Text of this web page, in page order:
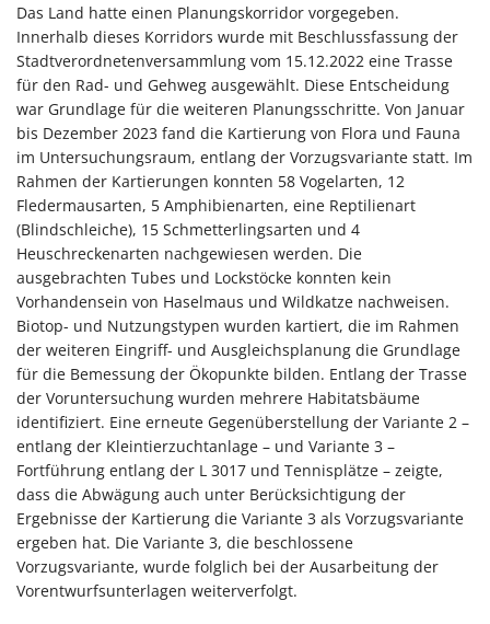
Das Land hatte einen Planungskorridor vorgegeben.
Innerhalb dieses Korridors wurde mit Beschlussfassung der
Stadtverordnetenversammlung vom 15.12.2022 eine Trasse
für den Rad- und Gehweg ausgewählt. Diese Entscheidung
war Grundlage für die weiteren Planungsschritte. Von Januar
bis Dezember 2023 fand die Kartierung von Flora und Fauna
im Untersuchungsraum, entlang der Vorzugsvariante statt. Im
Rahmen der Kartierungen konnten 58 Vogelarten, 12
Fledermausarten, 5 Amphibienarten, eine Reptilienart
(Blindschleiche), 15 Schmetterlingsarten und 4
Heuschreckenarten nachgewiesen werden. Die
ausgebrachten Tubes und Lockstöcke konnten kein
Vorhandensein von Haselmaus und Wildkatze nachweisen.
Biotop- und Nutzungstypen wurden kartiert, die im Rahmen
der weiteren Eingriff- und Ausgleichsplanung die Grundlage
für die Bemessung der Ökopunkte bilden. Entlang der Trasse
der Voruntersuchung wurden mehrere Habitatsbäume
identifiziert. Eine erneute Gegenüberstellung der Variante 2 –
entlang der Kleintierzuchtanlage – und Variante 3 –
Fortführung entlang der L 3017 und Tennisplätze – zeigte,
dass die Abwägung auch unter Berücksichtigung der
Ergebnisse der Kartierung die Variante 3 als Vorzugsvariante
ergeben hat. Die Variante 3, die beschlossene
Vorzugsvariante, wurde folglich bei der Ausarbeitung der
Vorentwurfsunterlagen weiterverfolgt.